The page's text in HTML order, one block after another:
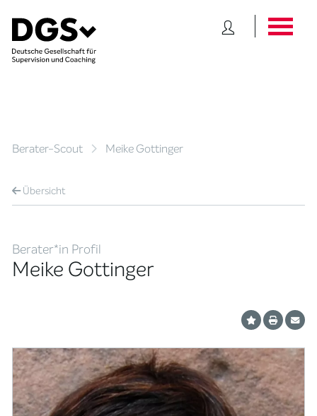
Berater-Scout Meike Gottinger
Übersicht
Berater*in Profil
Meike Gottinger